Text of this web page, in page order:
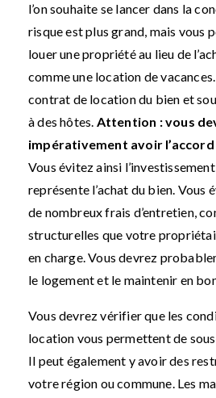
l’on souhaite se lancer dans la
risque est plus grand, mais vous
louer une propriété au lieu de
comme une location de
contrat de location du bien et
à des hôtes. Attention : vous
impérativement avoir
Vous évitez ainsi
représente l’achat du bien. Vous
de nombreux frais d’entretien,
structurelles que votre
en charge. Vous devrez
le logement et le maintenir en
Vous devrez vérifier que les
location vous permettent de
Il peut également y avoir des
votre région ou commune. Les